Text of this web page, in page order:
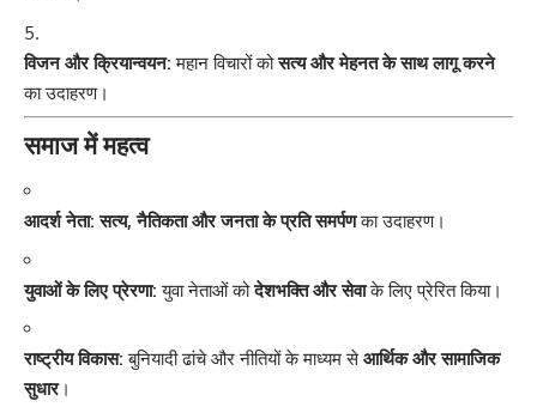
विजन और क्रियान्वयन: महान विचारों कोसत्य और मेहनत के साथ लागू करने
का उदाहरण।
समाज में महत्व
आदर्श नेता: सत्य, नैतिकता और जनता के प्रति समर्पणका उदाहरण।
युवाओं के लिए प्रेरणा: युवा नेताओं कोदेशभक्ति और सेवाके लिए प्रेरित किया।
राष्ट्रीय विकास: बुनियादी ढांचे और नीतियों के माध्यम सेआर्थिक और सामाजिक
सुधार।